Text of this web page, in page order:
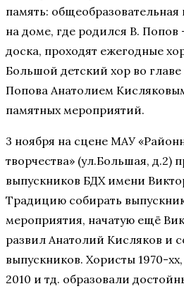
память:
на доме, где родился В.
доска, проходят ежегодные
Большой детский хор во
Попова Анатолием
памятных мероприятий.
3 ноября на сцене МАУ
творчества» (ул.Большая, д.2)
выпускников БДХ имени
Традицию собирать
мероприятия, начатую ещё
развил Анатолий Кисляков и
выпускников. Хористы 1970-
2010 и тд. образовали